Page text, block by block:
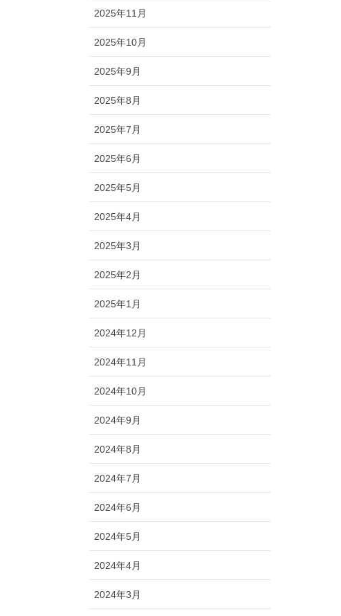
2025年11月
2025年10月
2025年9月
2025年8月
2025年7月
2025年6月
2025年5月
2025年4月
2025年3月
2025年2月
2025年1月
2024年12月
2024年11月
2024年10月
2024年9月
2024年8月
2024年7月
2024年6月
2024年5月
2024年4月
2024年3月